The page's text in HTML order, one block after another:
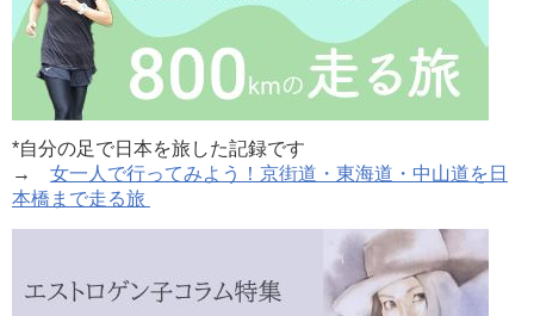
*自分の足で日本を旅した記録です
→ 女一人で行ってみよう！京街道・東海道・中山道を日
本橋まで走る旅